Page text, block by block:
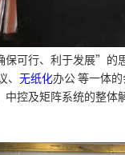
可行、利于发展”的
无纸化办公 等一体
中控及矩阵系统的整体